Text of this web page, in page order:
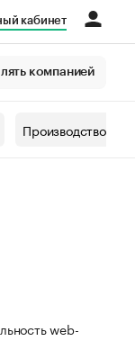
кабинет
компанией
Производство
web-